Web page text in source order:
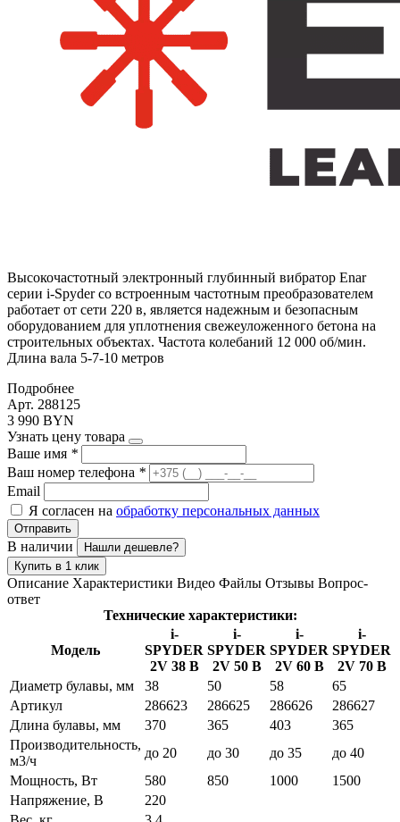
Высокочастотный электронный глубинный вибратор Enar
серии i-Spyder со встроенным частотным преобразователем
работает от сети 220 в, является надежным и безопасным
оборудованием для уплотнения свежеуложенного бетона на
строительных объектах. Частота колебаний 12 000 об/мин.
Длина вала 5-7-10 метров
Подробнее
Арт. 288125
3 990 BYN
Узнать цену товара
Ваше имя *
Ваш номер телефона *
Email
Я согласен на обработку персональных данных
Отправить
В наличии
Нашли дешевле?
Купить в 1 клик
Описание Характеристики Видео Файлы Отзывы Вопрос-
ответ
Технические характеристики:
Модель
i-
SPYDER
2V 38 B
i-
SPYDER
2V 50 B
i-
SPYDER
2V 60 B
i-
SPYDER
2V 70 B
Диаметр булавы, мм
38 50 58
65
Артикул
286623 286625 286626
286627
Длина булавы, мм
370 365 403
365
Производительность,
м3/ч
до 20 до 30 до 35
до 40
Мощность, Вт
580 850 1000
1500
Напряжение, В
220